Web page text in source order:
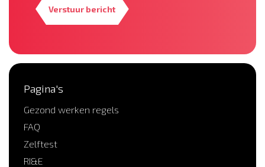
Verstuur bericht
Pagina's
Gezond werken regels
FAQ
Zelftest
RI&E